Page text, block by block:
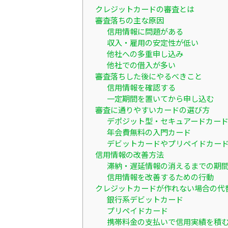
クレジットカードの審査とは
審査落ちの主な原因
信用情報に問題がある
収入・雇用の安定性が低い
他社への多重申し込み
他社での借入が多い
審査落ちした後にやるべきこと
信用情報を確認する
一定期間を置いてから申し込む
審査に通りやすいカードの選び方
デポジット型・セキュアードカード
年会費無料の入門カード
デビットカードやプリペイドカー
信用情報の改善方法
滞納・遅延情報の消えるまでの期
信用情報を改善するための行動
クレジットカードが作れない場合の代
銀行系デビットカード
プリペイドカード
携帯料金の支払いで信用実績を積